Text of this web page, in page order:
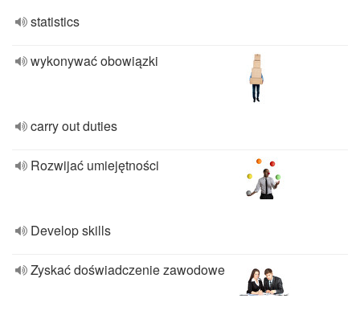
statistics
wykonywać obowiązki
carry out duties
Rozwijać umiejętności
Develop skills
Zyskać doświadczenie zawodowe